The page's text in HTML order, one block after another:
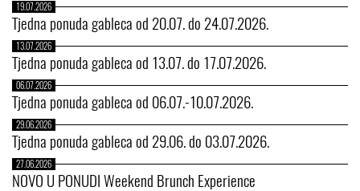
19.07.2026
Tjedna ponuda gableca od 20.07. do 24.07.2026.
13.07.2026
Tjedna ponuda gableca od 13.07. do 17.07.2026.
06.07.2026
Tjedna ponuda gableca od 06.07.-10.07.2026.
29.06.2026
Tjedna ponuda gableca od 29.06. do 03.07.2026.
27.06.2026
NOVO U PONUDI Weekend Brunch Experience